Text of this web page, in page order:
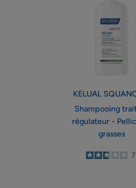
-
grasses
KELUAL
Shampooing
régulateur -
grasses
/
5
7